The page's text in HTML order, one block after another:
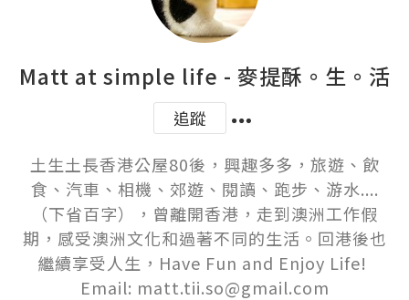
Matt at simple life - 麥提酥。生。活
追蹤
土生土長香港公屋80後，興趣多多，旅遊、飲
食、汽車、相機、郊遊、閱讀、跑步、游水....
（下省百字），曾離開香港，走到澳洲工作假
期，感受澳洲文化和過著不同的生活。回港後也
繼續享受人生，Have Fun and Enjoy Life!
Email: matt.tii.so@gmail.com